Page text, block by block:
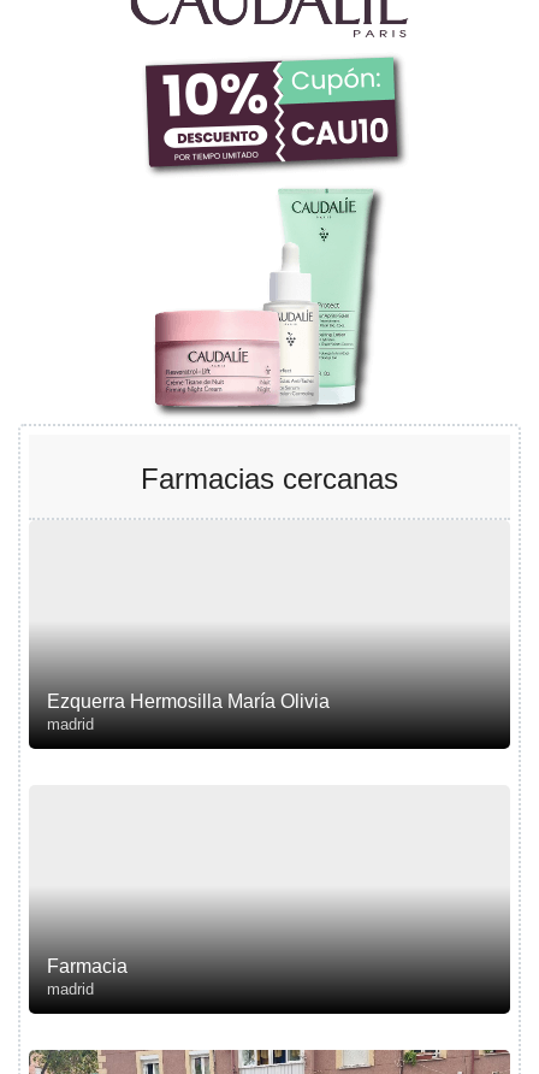
Farmacias cercanas
Ezquerra Hermosilla María Olivia
madrid
Farmacia
madrid